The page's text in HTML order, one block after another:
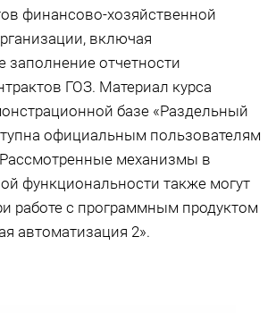
финансово-хозяйственной
включая
заполнение отчетности
ГОЗ. Материал курса
базе «Раздельный
официальным пользователям
механизмы в
функциональности также могут
работе с программным продуктом
автоматизация 2».